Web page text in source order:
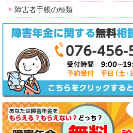
障害者手帳の種類